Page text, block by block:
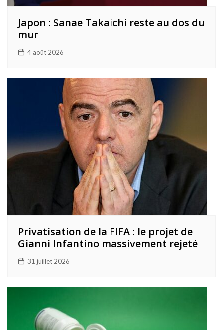
Japon : Sanae Takaichi reste au dos du
mur
4 août 2026
Privatisation de la FIFA : le projet de
Gianni Infantino massivement rejeté
31 juillet 2026